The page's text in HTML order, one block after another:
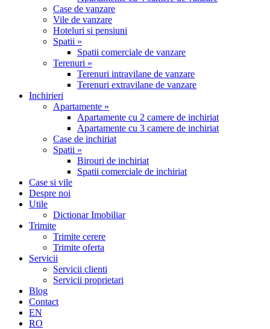
Case de vanzare
Vile de vanzare
Hoteluri si pensiuni
Spatii »
Spatii comerciale de vanzare
Terenuri »
Terenuri intravilane de vanzare
Terenuri extravilane de vanzare
Inchirieri
Apartamente »
Apartamente cu 2 camere de inchiriat
Apartamente cu 3 camere de inchiriat
Case de inchiriat
Spatii »
Birouri de inchiriat
Spatii comerciale de inchiriat
Case si vile
Despre noi
Utile
Dictionar Imobiliar
Trimite
Trimite cerere
Trimite oferta
Servicii
Servicii clienti
Servicii proprietari
Blog
Contact
EN
RO